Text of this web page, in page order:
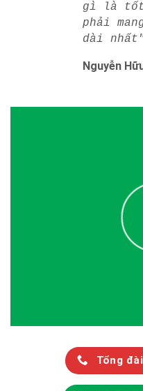
gì là tốt
phải
dài
Nguyễn
Tổng